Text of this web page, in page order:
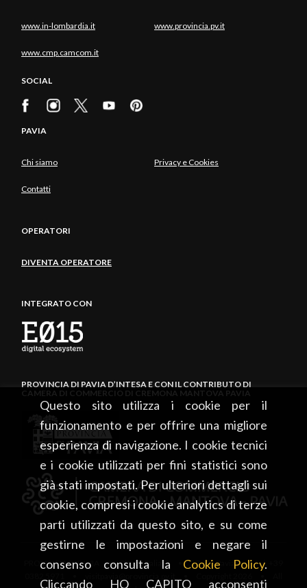
Questo sito utilizza i cookie per il
funzionamento e per offrire una migliore
esperienza di navigazione. I cookie tecnici
e i cookie utilizzati per fini statistici sono
già stati impostati. Per ulteriori dettagli sui
cookie, compresi i cookie analytics di terze
parti utilizzati da questo sito, e su come
gestirne le impostazioni e negare il
consenso consulta la Cookie Policy.
Cliccando HO CAPITO acconsenti
www.in-lombardia.it www.provincia.pv.it
www.cmp.camcom.it
SOCIAL
PAVIA
Chi siamo Privacy e Cookies
Contatti
OPERATORI
DIVENTA OPERATORE
INTEGRATO CON
PROVINCIA DI PAVIA D’INTESA E CON IL CONTRIBUTO DI
CAMERA DI COMMERCIO DI CREMONA MANTOVA PAVIA
PROVINCIA DI PAVIA • Piazza Italia, 2 • 27100 Pavia • tel. +39